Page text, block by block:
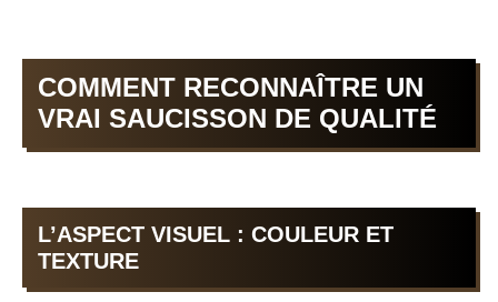
COMMENT RECONNAÎTRE UN
VRAI SAUCISSON DE QUALITÉ
L’ASPECT VISUEL : COULEUR ET
TEXTURE